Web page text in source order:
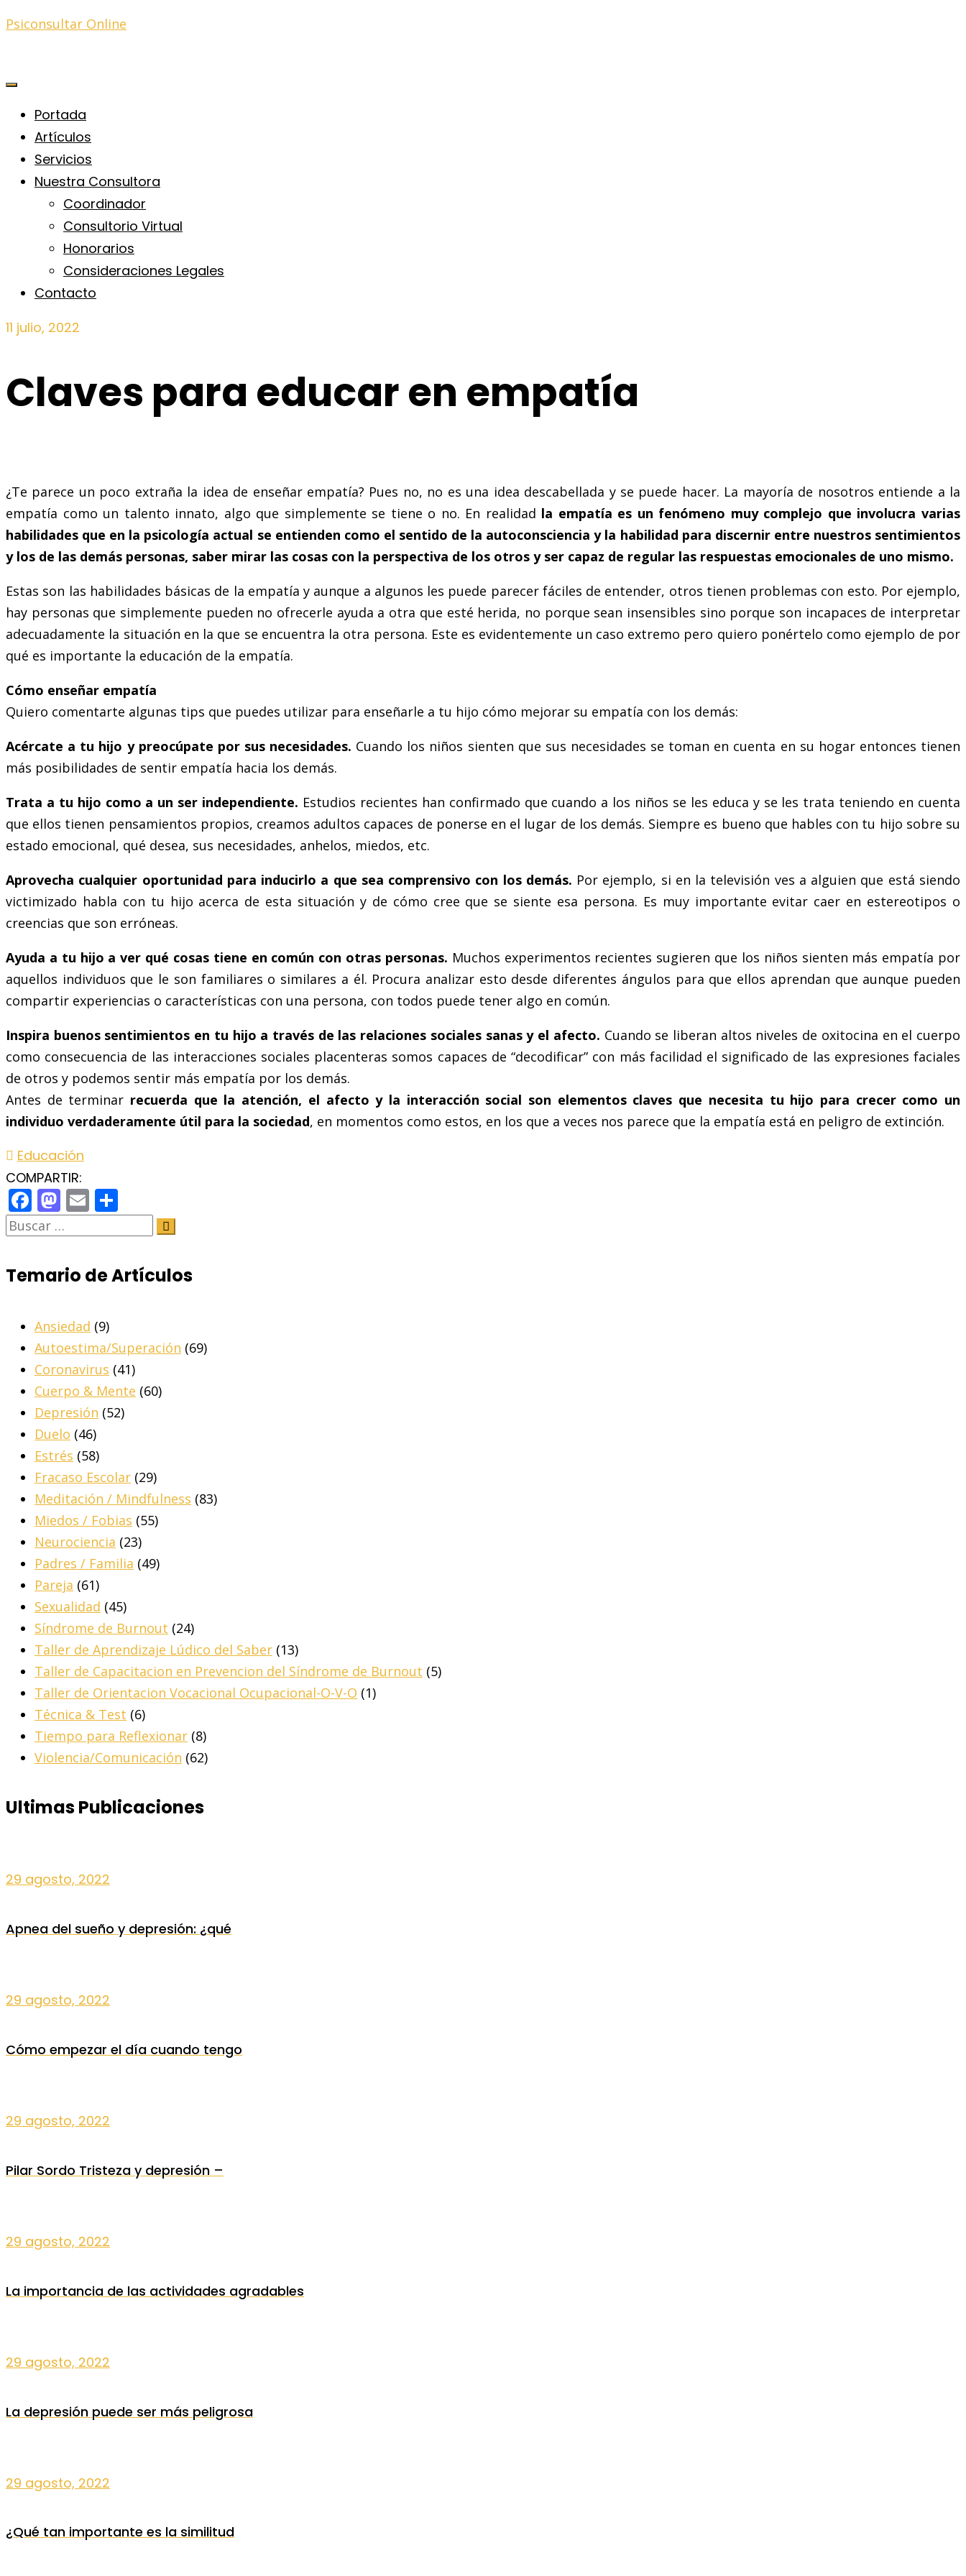
Psiconsultar Online
Portada
Artículos
Servicios
Nuestra Consultora
Coordinador
Consultorio Virtual
Honorarios
Consideraciones Legales
Contacto
11 julio, 2022
Claves para educar en empatía
¿Te parece un poco extraña la idea de enseñar empatía? Pues no, no es una idea descabellada y se puede hacer. La mayoría de nosotros entiende a la
empatía como un talento innato, algo que simplemente se tiene o no. En realidad la empatía es un fenómeno muy complejo que involucra varias
habilidades que en la psicología actual se entienden como el sentido de la autoconsciencia y la habilidad para discernir entre nuestros sentimientos
y los de las demás personas, saber mirar las cosas con la perspectiva de los otros y ser capaz de regular las respuestas emocionales de uno mismo.
Estas son las habilidades básicas de la empatía y aunque a algunos les puede parecer fáciles de entender, otros tienen problemas con esto. Por ejemplo,
hay personas que simplemente pueden no ofrecerle ayuda a otra que esté herida, no porque sean insensibles sino porque son incapaces de interpretar
adecuadamente la situación en la que se encuentra la otra persona. Este es evidentemente un caso extremo pero quiero ponértelo como ejemplo de por
qué es importante la educación de la empatía.
Cómo enseñar empatía
Quiero comentarte algunas tips que puedes utilizar para enseñarle a tu hijo cómo mejorar su empatía con los demás:
Acércate a tu hijo y preocúpate por sus necesidades. Cuando los niños sienten que sus necesidades se toman en cuenta en su hogar entonces tienen
más posibilidades de sentir empatía hacia los demás.
Trata a tu hijo como a un ser independiente. Estudios recientes han confirmado que cuando a los niños se les educa y se les trata teniendo en cuenta
que ellos tienen pensamientos propios, creamos adultos capaces de ponerse en el lugar de los demás. Siempre es bueno que hables con tu hijo sobre su
estado emocional, qué desea, sus necesidades, anhelos, miedos, etc.
Aprovecha cualquier oportunidad para inducirlo a que sea comprensivo con los demás. Por ejemplo, si en la televisión ves a alguien que está siendo
victimizado habla con tu hijo acerca de esta situación y de cómo cree que se siente esa persona. Es muy importante evitar caer en estereotipos o
creencias que son erróneas.
Ayuda a tu hijo a ver qué cosas tiene en común con otras personas. Muchos experimentos recientes sugieren que los niños sienten más empatía por
aquellos individuos que le son familiares o similares a él. Procura analizar esto desde diferentes ángulos para que ellos aprendan que aunque pueden
compartir experiencias o características con una persona, con todos puede tener algo en común.
Inspira buenos sentimientos en tu hijo a través de las relaciones sociales sanas y el afecto. Cuando se liberan altos niveles de oxitocina en el cuerpo
como consecuencia de las interacciones sociales placenteras somos capaces de “decodificar” con más facilidad el significado de las expresiones faciales
de otros y podemos sentir más empatía por los demás.
Antes de terminar recuerda que la atención, el afecto y la interacción social son elementos claves que necesita tu hijo para crecer como un
individuo verdaderamente útil para la sociedad, en momentos como estos, en los que a veces nos parece que la empatía está en peligro de extinción.
Educación
COMPARTIR:
Facebook
Mastodon
Email
Temario de Artículos
Ansiedad (9)
Autoestima/Superación (69)
Coronavirus (41)
Cuerpo & Mente (60)
Depresión (52)
Duelo (46)
Estrés (58)
Fracaso Escolar (29)
Meditación / Mindfulness (83)
Miedos / Fobias (55)
Neurociencia (23)
Padres / Familia (49)
Pareja (61)
Sexualidad (45)
Síndrome de Burnout (24)
Taller de Aprendizaje Lúdico del Saber (13)
Taller de Capacitacion en Prevencion del Síndrome de Burnout (5)
Taller de Orientacion Vocacional Ocupacional-O-V-O (1)
Técnica & Test (6)
Tiempo para Reflexionar (8)
Violencia/Comunicación (62)
Ultimas Publicaciones
29 agosto, 2022
Apnea del sueño y depresión: ¿qué
29 agosto, 2022
Cómo empezar el día cuando tengo
29 agosto, 2022
Pilar Sordo Tristeza y depresión –
29 agosto, 2022
La importancia de las actividades agradables
29 agosto, 2022
La depresión puede ser más peligrosa
29 agosto, 2022
¿Qué tan importante es la similitud